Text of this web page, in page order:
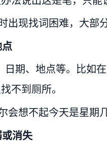
出现找词困难，大部
日期、地点等。比如
不到厕所。
会想不起今天是星期
消失